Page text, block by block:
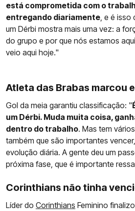
está comprometida com o
entregando diariamente, e é isso
um Dérbi mostra mais uma vez: a
do grupo e por que nós estamos
veio aqui hoje."
Atleta das Brabas marcou
Gol da meia garantiu classificação: "
um Dérbi. Muda muita coisa,
dentro do trabalho. Mas tem
também que são importantes
evolução diária. A gente deu um
próxima fase, que é importante
Corinthians não tinha
Líder do Corinthians Feminino